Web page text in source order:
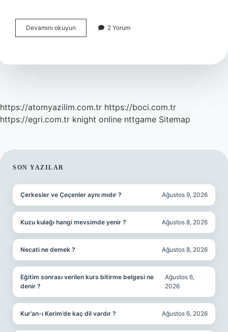
Devamını okuyun
Karadeniz
Saat
2 Yorum
https://atomyazilim.com.tr https://boci.com.tr
https://egri.com.tr knight online nttgame Sitemap
SIDEBAR
SON YAZILAR
Çerkesler ve Çeçenler aynı mıdır ? Ağustos 9, 2026
Kuzu kulağı hangi mevsimde yenir ? Ağustos 8, 2026
Necati ne demek ? Ağustos 8, 2026
Eğitim sonrası verilen kurs bitirme belgesi ne
denir ?
Ağustos 6,
2026
Kur’an-ı Kerim’de kaç dil vardır ? Ağustos 6, 2026